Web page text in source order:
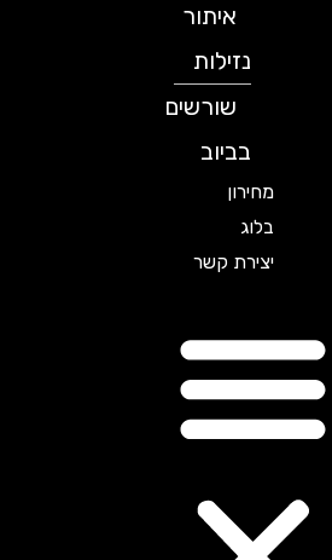
איתור
נזילות
שורשים
בביוב
מחירון
יצירת קשר